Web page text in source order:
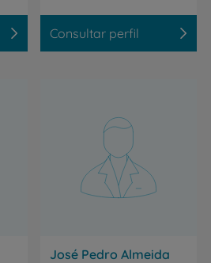
Consultar perfil
José Pedro Almeida